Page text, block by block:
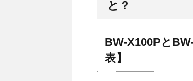
と？
BW-X100Pと
表】